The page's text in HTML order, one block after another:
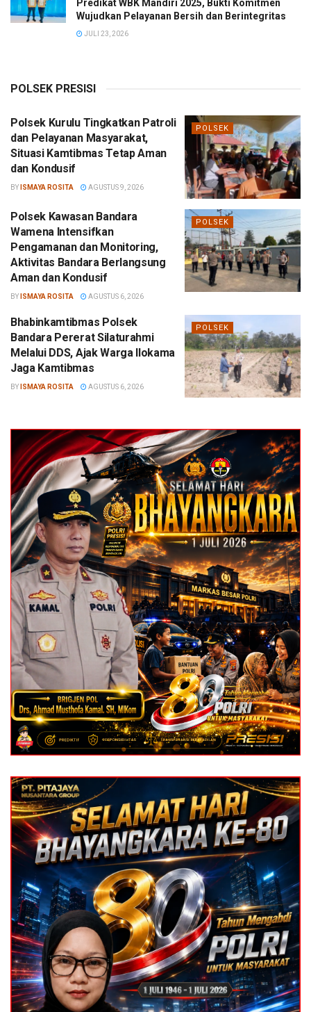
Predikat WBK Mandiri 2025, Bukti Komitmen
Wujudkan Pelayanan Bersih dan Berintegritas
JULI 23, 2026
POLSEK PRESISI
POLSEK
Polsek Kurulu Tingkatkan Patroli
dan Pelayanan Masyarakat,
Situasi Kamtibmas Tetap Aman
dan Kondusif
BY ISMAYA ROSITA AGUSTUS 9, 2026
POLSEK
Polsek Kawasan Bandara
Wamena Intensifkan
Pengamanan dan Monitoring,
Aktivitas Bandara Berlangsung
Aman dan Kondusif
BY ISMAYA ROSITA AGUSTUS 6, 2026
POLSEK
Bhabinkamtibmas Polsek
Bandara Pererat Silaturahmi
Melalui DDS, Ajak Warga Ilokama
Jaga Kamtibmas
BY ISMAYA ROSITA AGUSTUS 6, 2026